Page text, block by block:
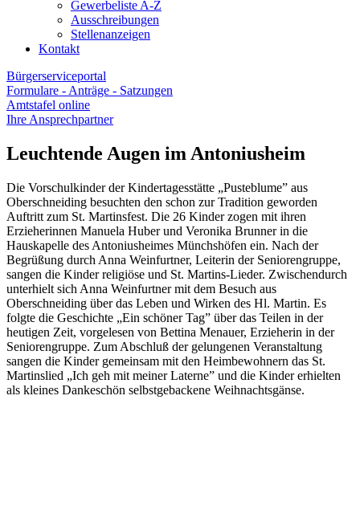
Gewerbeliste A-Z
Ausschreibungen
Stellenanzeigen
Kontakt
Bürgerserviceportal
Formulare - Anträge - Satzungen
Amtstafel online
Ihre Ansprechpartner
Leuchtende Augen im Antoniusheim
Die Vorschulkinder der Kindertagesstätte „Pusteblume” aus
Oberschneiding besuchten den schon zur Tradition geworden
Auftritt zum St. Martinsfest. Die 26 Kinder zogen mit ihren
Erzieherinnen Manuela Huber und Veronika Brunner in die
Hauskapelle des Antoniusheimes Münchshöfen ein. Nach der
Begrüßung durch Anna Weinfurtner, Leiterin der Seniorengruppe,
sangen die Kinder religiöse und St. Martins-Lieder. Zwischendurch
unterhielt sich Anna Weinfurtner mit dem Besuch aus
Oberschneiding über das Leben und Wirken des Hl. Martin. Es
folgte die Geschichte „Ein schöner Tag” über das Teilen in der
heutigen Zeit, vorgelesen von Bettina Menauer, Erzieherin in der
Seniorengruppe. Zum Abschluß der gelungenen Veranstaltung
sangen die Kinder gemeinsam mit den Heimbewohnern das St.
Martinslied „Ich geh mit meiner Laterne” und die Kinder erhielten
als kleines Dankeschön selbstgebackene Weihnachtsgänse.